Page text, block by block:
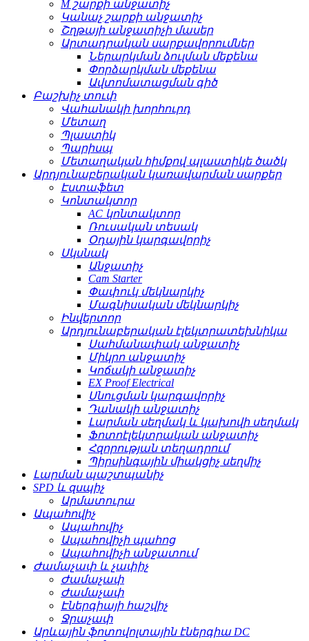
M շարքի անջատիչ
Կանաչ շարքի անջատիչ
Շղթայի անջատիչի մասեր
Արտադրական սարքավորումներ
Ներարկման ձուլման մեքենա
Փորձարկման մեքենա
Ավտոմատացման գիծ
Բաշխիչ տուփ
Վահանակի խորհուրդ
Մետաղ
Պլաստիկ
Պարիսպ
Մետաղական հիմքով պլաստիկե ծածկ
Արդյունաբերական կառավարման սարքեր
Էստաֆետ
Կոնտակտոր
AC կոնտակտոր
Ռուսական տեսակ
Օդային կարգավորիչ
Սկսնակ
Անջատիչ
Cam Starter
Փափուկ մեկնարկիչ
Մագնիսական մեկնարկիչ
Ինվերտոր
Արդյունաբերական էլեկտրատեխնիկա
Սահմանափակ անջատիչ
Միկրո անջատիչ
Կոճակի անջատիչ
EX Proof Electrical
Սնուցման կարգավորիչ
Դանակի անջատիչ
Լարման սեղմակ և կախովի սեղմակ
Ֆոտոէլեկտրական անջատիչ
Հզորության տեղադրում
Պիրսինգային միակցիչ սեղմիչ
Լարման պաշտպանիչ
SPD և զսպիչ
Արմատուրա
Ապահովիչ
Ապահովիչ
Ապահովիչի պահոց
Ապահովիչի անջատում
Ժամաչափ և չափիչ
Ժամաչափ
Ժամաչափ
Էներգիայի հաշվիչ
Ջրաչափ
Արևային ֆոտովոլտային էներգիա DC